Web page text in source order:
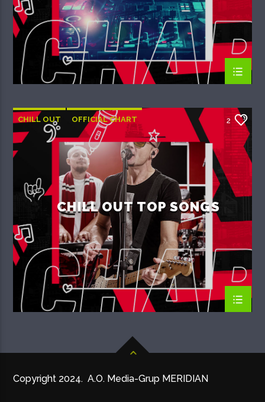
CHILL OUT OFFICIAL CHART
SUMMER CHART
2
CHILL OUT TOP SONGS
Copyright 2024. A.O. Media-Grup MERIDIAN